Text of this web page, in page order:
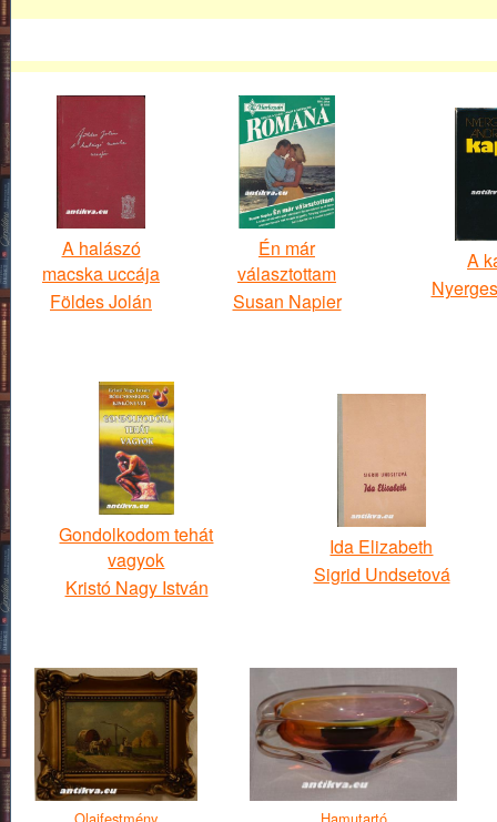
A halászó
macska uccája
Földes Jolán
Én már
választottam
Susan Napier
A
Gondolkodom tehát
vagyok
Kristó Nagy István
Ida Elizabeth
Sigrid Undsetová